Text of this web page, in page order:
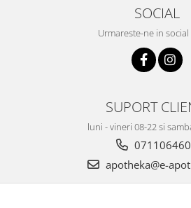
SOCIAL
Urmareste-ne in
SUPORT
luni - vineri 08-22 si
apotheka@e-